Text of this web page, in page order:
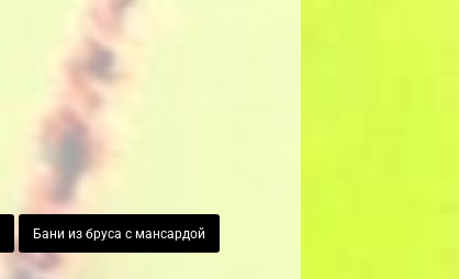
Бани из бруса с мансардой